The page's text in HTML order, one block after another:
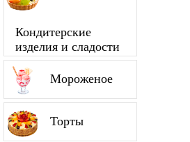
Кондитерские
изделия и сладости
Мороженое
Торты